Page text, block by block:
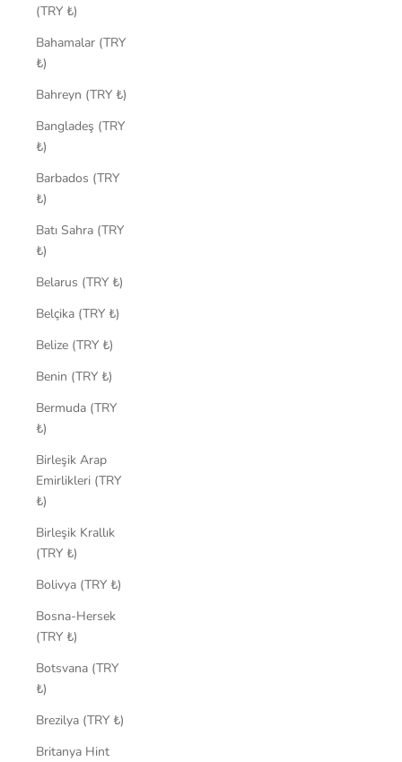
(TRY ₺)
Bahamalar (TRY
₺)
Bahreyn (TRY ₺)
Bangladeş (TRY
₺)
Barbados (TRY
₺)
Batı Sahra (TRY
₺)
Belarus (TRY ₺)
Belçika (TRY ₺)
Belize (TRY ₺)
Benin (TRY ₺)
Bermuda (TRY
₺)
Birleşik Arap
Emirlikleri (TRY
₺)
Birleşik Krallık
(TRY ₺)
Bolivya (TRY ₺)
Bosna-Hersek
(TRY ₺)
Botsvana (TRY
₺)
Brezilya (TRY ₺)
Britanya Hint